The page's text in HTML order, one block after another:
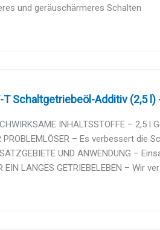
und geräuschärmeres Schalten
T Schaltgetriebeöl-Additiv (2,5
INHALTSSTOFFE – 2,5
PROBLEMLÖSER – Es verbessert die
UND ANWENDUNG –
EIN LANGES GETRIEBELEBEN –